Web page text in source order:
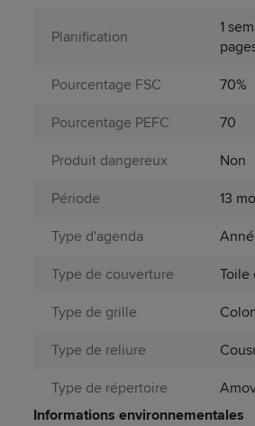
Planification
1
Pourcentage FSC
70%
Pourcentage PEFC
70
Produit dangereux
Non
Période
13
Type d'agenda
Type de couverture
Type de grille
Type de reliure
Type de répertoire
Informations environnementales